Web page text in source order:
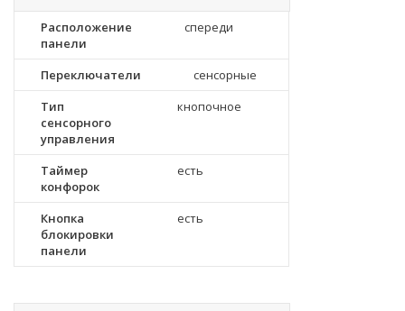
Расположение
панели
спереди
Переключатели
сенсорные
Тип
сенсорного
управления
кнопочное
Таймер
конфорок
есть
Кнопка
блокировки
панели
есть